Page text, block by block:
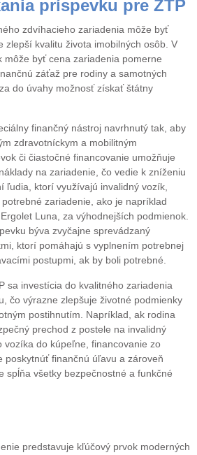
príspevku pre ZŤP
zdvíhacieho zariadenia môže byť
zlepší kvalitu života imobilných osôb. V
môže byť cena zariadenia pomerne
záťaž pre rodiny a samotných
do úvahy možnosť získať štátny
finančný nástroj navrhnutý tak, aby
zdravotníckym a mobilitným
či čiastočné financovanie umožňuje
na zariadenie, čo vedie k zníženiu
ľudia, ktorí využívajú invalidný vozík,
zariadenie, ako je napríklad
Luna, za výhodnejších podmienok.
býva zvyčajne sprevádzaný
ktorí pomáhajú s vyplnením potrebnej
postupmi, ak by boli potrebné.
sa investícia do kvalitného zariadenia
čo výrazne zlepšuje životné podmienky
postihnutím. Napríklad, ak rodina
prechod z postele na invalidný
vozíka do kúpeľne, financovanie zo
poskytnúť finančnú úľavu a zároveň
spĺňa všetky bezpečnostné a funkčné
predstavuje kľúčový prvok moderných